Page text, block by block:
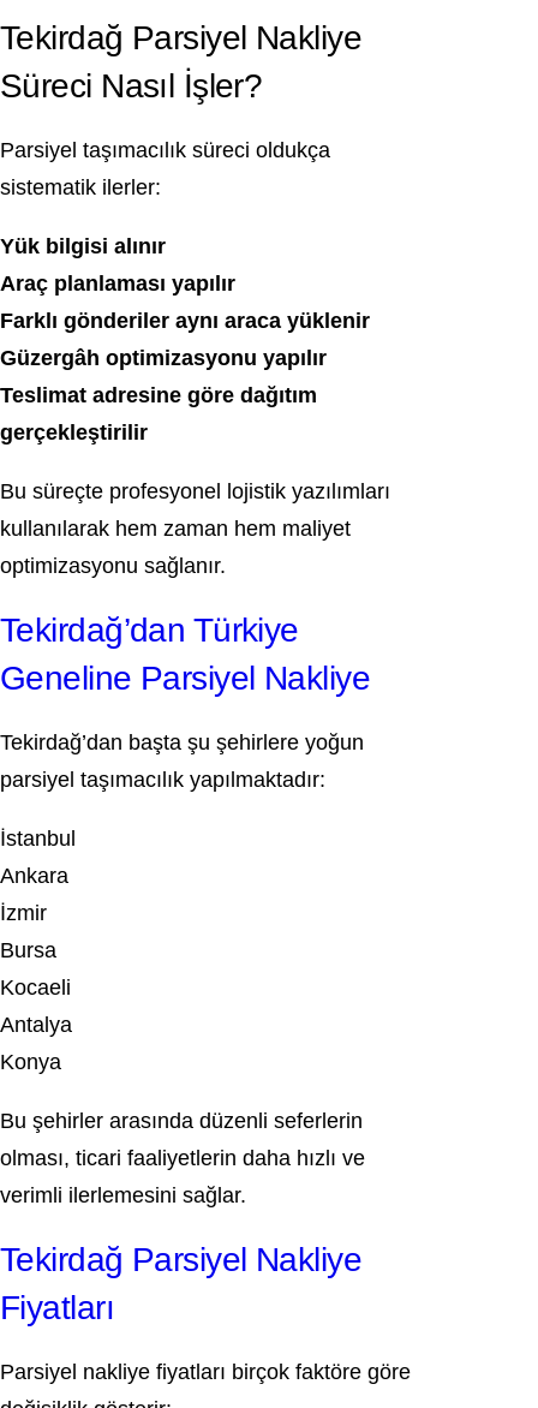
Tekirdağ Parsiyel Nakliye
Süreci Nasıl İşler?
Parsiyel taşımacılık süreci oldukça
sistematik ilerler:
Yük bilgisi alınır
Araç planlaması yapılır
Farklı gönderiler aynı araca yüklenir
Güzergâh optimizasyonu yapılır
Teslimat adresine göre dağıtım
gerçekleştirilir
Bu süreçte profesyonel lojistik yazılımları
kullanılarak hem zaman hem maliyet
optimizasyonu sağlanır.
Tekirdağ’dan Türkiye
Geneline Parsiyel Nakliye
Tekirdağ’dan başta şu şehirlere yoğun
parsiyel taşımacılık yapılmaktadır:
İstanbul
Ankara
İzmir
Bursa
Kocaeli
Antalya
Konya
Bu şehirler arasında düzenli seferlerin
olması, ticari faaliyetlerin daha hızlı ve
verimli ilerlemesini sağlar.
Tekirdağ Parsiyel Nakliye
Fiyatları
Parsiyel nakliye fiyatları birçok faktöre göre